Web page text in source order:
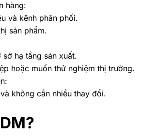
hàng:
và kênh phân phối.
sản phẩm.
hạ tầng sản xuất.
hoặc muốn thử nghiệm thị trường.
không cần nhiều thay đổi.